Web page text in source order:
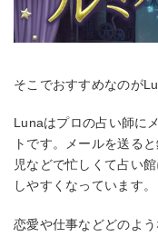
そこでおすすめなのが
Lunaはプロの占い師に
トです。メールを送る
児などで忙しくて占い
しやすくなっています。
恋愛や仕事などどのよ